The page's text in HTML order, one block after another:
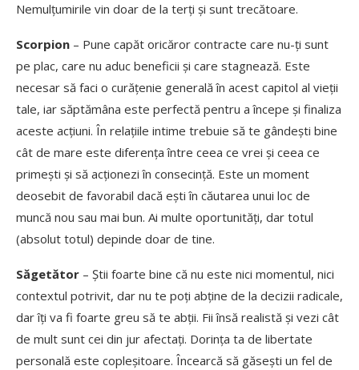
Nemulțumirile vin doar de la terți și sunt trecătoare.
Scorpion – Pune capăt oricăror contracte care nu-ți sunt
pe plac, care nu aduc beneficii și care stagnează. Este
necesar să faci o curățenie generală în acest capitol al vieții
tale, iar săptămâna este perfectă pentru a începe și finaliza
aceste acțiuni. În relațiile intime trebuie să te gândești bine
cât de mare este diferența între ceea ce vrei și ceea ce
primești și să acționezi în consecință. Este un moment
deosebit de favorabil dacă ești în căutarea unui loc de
muncă nou sau mai bun. Ai multe oportunități, dar totul
(absolut totul) depinde doar de tine.
Săgetător – Știi foarte bine că nu este nici momentul, nici
contextul potrivit, dar nu te poți abține de la decizii radicale,
dar îți va fi foarte greu să te abții. Fii însă realistă și vezi cât
de mult sunt cei din jur afectați. Dorința ta de libertate
personală este copleșitoare. Încearcă să găsești un fel de